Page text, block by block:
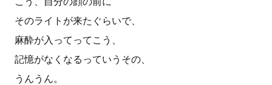
そのライトが来たぐらいで、
麻酔が入ってってこう、
記憶がなくなるっていうその、
うんうん。